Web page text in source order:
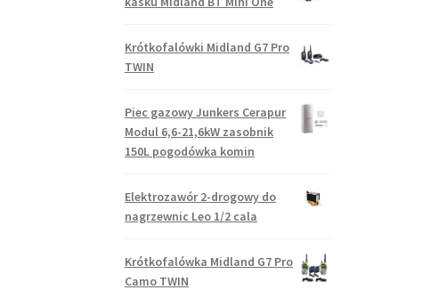
Krótkofalówki Midland G7 Pro
TWIN
Piec gazowy Junkers Cerapur
Modul 6,6-21,6kW zasobnik
150L pogodówka komin
Elektrozawór 2-drogowy do
nagrzewnic Leo 1/2 cala
Krótkofalówka Midland G7 Pro
Camo TWIN